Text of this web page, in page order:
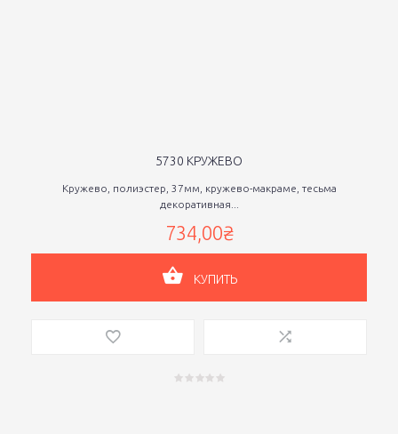
5730 КРУЖЕВО
Кружево, полиэстер, 37мм, кружево-макраме, тесьма
декоративная...
734,00₴
КУПИТЬ